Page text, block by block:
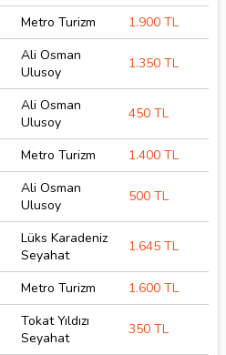
Metro Turizm
1.900 TL
Ali Osman
Ulusoy
1.350 TL
Ali Osman
Ulusoy
450 TL
Metro Turizm 1.400 TL
Ali Osman
Ulusoy
500 TL
Lüks Karadeniz
Seyahat
1.645 TL
Metro Turizm 1.600 TL
Tokat Yıldızı
Seyahat
350 TL